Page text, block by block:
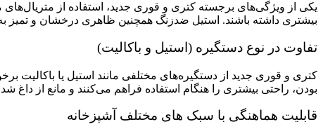
یکی از ویژگی‌های برجسته کتری و قوری جدید، استفاده از
بیشتری داشته باشند. استیل ضدزنگ همچنین ظاهری درخشان و تمیز
تفاوت در نوع دستگیره (استیل و باکالیت)
کتری و قوری جدید از دستگیره‌های مختلفی مانند استیل یا باکالیت
بودن، راحتی بیشتری را هنگام استفاده فراهم می‌کنند و مانع از
قابلیت هماهنگی با سبک های مختلف آشپزخانه